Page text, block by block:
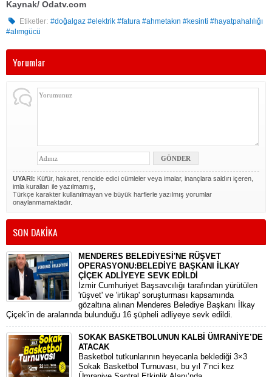
Kaynak/ Odatv.com
Etiketler: #doğalgaz #elektrik #fatura #ahmetakın #kesinti #hayatpahalılığı
#alımgücü
Yorumlar
UYARI: Küfür, hakaret, rencide edici cümleler veya imalar, inançlara saldırı içeren,
imla kuralları ile yazılmamış,
Türkçe karakter kullanılmayan ve büyük harflerle yazılmış yorumlar
onaylanmamaktadır.
SON DAKİKA
MENDERES BELEDİYESİ'NE RÜŞVET
OPERASYONU:BELEDİYE BAŞKANI İLKAY
ÇİÇEK ADLİYEYE SEVK EDİLDİ
​İzmir Cumhuriyet Başsavcılığı tarafından yürütülen
'rüşvet' ve 'irtikap' soruşturması kapsamında
gözaltına alınan Menderes Belediye Başkanı İlkay
Çiçek’in de aralarında bulunduğu 16 şüpheli adliyeye sevk edildi.
SOKAK BASKETBOLUNUN KALBİ ÜMRANİYE’DE
ATACAK
Basketbol tutkunlarının heyecanla beklediği 3×3
Sokak Basketbol Turnuvası, bu yıl 7’nci kez